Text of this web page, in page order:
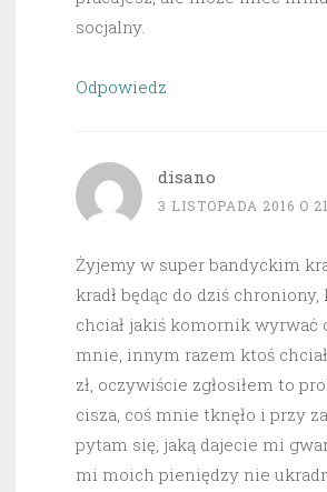
socjalny.
Odpowiedz
disano
3 LISTOPADA 2016 O
Żyjemy w super bandyckim
kradł będąc do dziś
chciał jakiś komornik wyrwać
mnie, innym razem ktoś
zł, oczywiście zgłosiłem to
cisza, coś mnie tknęło i przy
pytam się, jaką dajecie mi
mi moich pieniędzy nie